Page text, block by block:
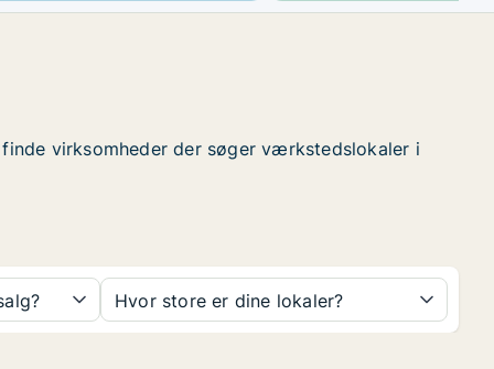
virksomheder der søger værkstedslokaler i
Hvor store er dine lokaler?